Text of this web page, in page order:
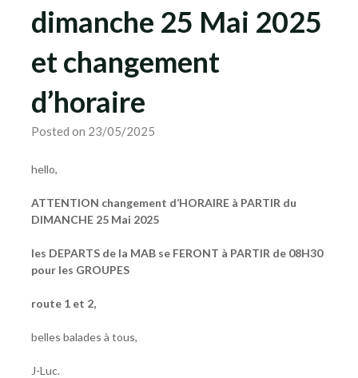
dimanche 25 Mai 2025
et changement
d’horaire
Posted on 23/05/2025
hello,
ATTENTION changement d’HORAIRE à PARTIR du
DIMANCHE 25 Mai 2025
les DEPARTS de la MAB se FERONT à PARTIR de 08H30
pour les GROUPES
route 1 et 2,
belles balades à tous,
J-Luc.